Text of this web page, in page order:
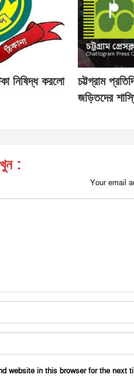
নিষিদ্ধ করলো
চট্টগ্রাম
জড়িতদের
:
Your email
website in this browser for the next